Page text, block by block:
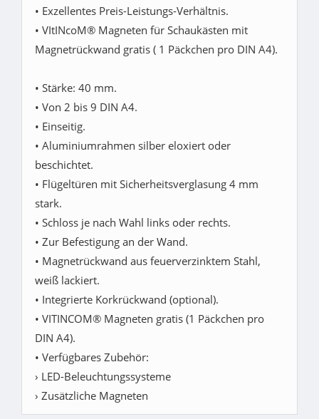
• Exzellentes Preis-Leistungs-Verhältnis.
• VItINcoM® Magneten für Schaukästen mit
Magnetrückwand gratis ( 1 Päckchen pro DIN A4).
• Stärke: 40 mm.
• Von 2 bis 9 DIN A4.
• Einseitig.
• Aluminiumrahmen silber eloxiert oder
beschichtet.
• Flügeltüren mit Sicherheitsverglasung 4 mm
stark.
• Schloss je nach Wahl links oder rechts.
• Zur Befestigung an der Wand.
• Magnetrückwand aus feuerverzinktem Stahl,
weiß lackiert.
• Integrierte Korkrückwand (optional).
• VITINCOM® Magneten gratis (1 Päckchen pro
DIN A4).
• Verfügbares Zubehör:
› LED-Beleuchtungssysteme
› Zusätzliche Magneten